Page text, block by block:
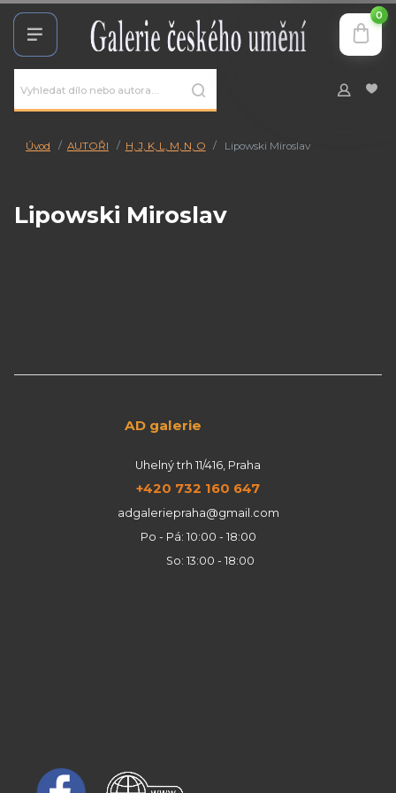
0
Úvod AUTOŘI H, J, K, L, M, N, O Lipowski Miroslav
Lipowski Miroslav
AD galerie
Uhelný trh 11/416, Praha
+420 732 160 647
adgaleriepraha@gmail.com
Po - Pá: 10:00 - 18:00
So: 13:00 - 18:00